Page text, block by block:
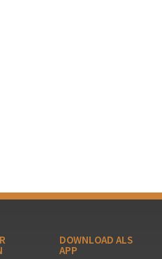
DOWNLOAD ALS
APP